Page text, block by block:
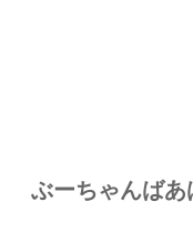
ぶーちゃんば